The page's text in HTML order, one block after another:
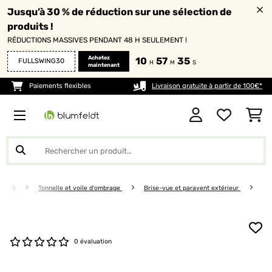
Jusqu’à 30 % de réduction sur une sélection de
produits !
RÉDUCTIONS MASSIVES PENDANT 48 H SEULEMENT !
FULLSWING30
Achetez
maintenant
10 H 57 M 35 S
Paiements flexibles Livraison gratuite à partir de 100€*
Tonnelle et voile d'ombrage Brise-vue et paravent extérieur
0 évaluation